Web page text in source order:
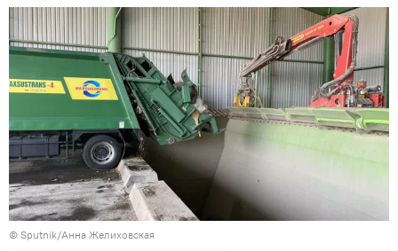
© Sputnik/Анна Желиховская